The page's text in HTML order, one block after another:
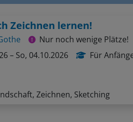
Zeichnen lernen!
Nur noch wenige Plätze!
– So, 04.10.2026
Für Anfänger
Zeichnen, Sketching